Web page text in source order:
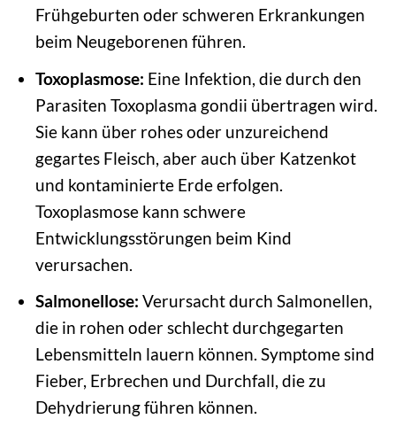
Frühgeburten oder schweren Erkrankungen
beim Neugeborenen führen.
Toxoplasmose: Eine Infektion, die durch den
Parasiten Toxoplasma gondii übertragen wird.
Sie kann über rohes oder unzureichend
gegartes Fleisch, aber auch über Katzenkot
und kontaminierte Erde erfolgen.
Toxoplasmose kann schwere
Entwicklungsstörungen beim Kind
verursachen.
Salmonellose: Verursacht durch Salmonellen,
die in rohen oder schlecht durchgegarten
Lebensmitteln lauern können. Symptome sind
Fieber, Erbrechen und Durchfall, die zu
Dehydrierung führen können.